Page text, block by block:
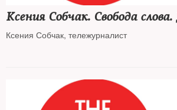
Ксения Собчак. Свобода слова.
Ксения Собчак, тележурналист